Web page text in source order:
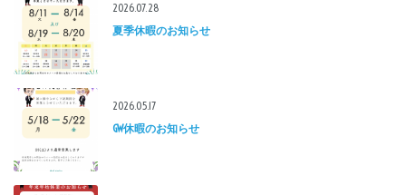
2026.07.28
夏季休暇のお知らせ
2026.05.17
GW休暇のお知らせ